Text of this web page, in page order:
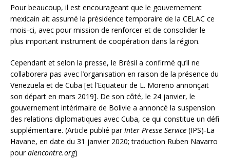
Pour beaucoup, il est encourageant que le gouvernement
mexicain ait assumé la présidence temporaire de la CELAC ce
mois-ci, avec pour mission de renforcer et de consolider le
plus important instrument de coopération dans la région.
Cependant et selon la presse, le Brésil a confirmé qu’il ne
collaborera pas avec l’organisation en raison de la présence du
Venezuela et de Cuba [et l’Equateur de L. Moreno annonçait
son départ en mars 2019]. De son côté, le 24 janvier, le
gouvernement intérimaire de Bolivie a annoncé la suspension
des relations diplomatiques avec Cuba, ce qui constitue un défi
supplémentaire. (Article publié parInter Presse Service (IPS)-La
Havane, en date du 31 janvier 2020; traduction Ruben Navarro
pouralencontre.org)